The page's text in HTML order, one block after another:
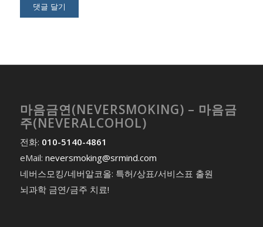
마음금연(NEVERSMOKING) – 마음금
주(NEVERALCOHOL)
전화: 010-5140-4861
eMail: neversmoking@srmind.com
네버스모킹/네버알코올: 특허/상표/서비스표 출원
뇌과학 금연/금주 치료!